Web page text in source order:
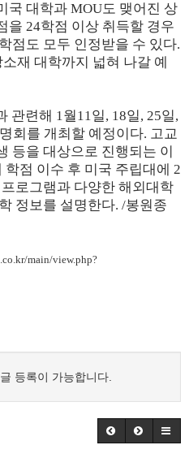
국 대학과 MOU도 맺어진 상
을 24학점 이상 취득할 경우
점도 모두 인정받을 수 있다.
재 대학까지 넓혀 나갈 예
관련해 1월11일, 18일, 25일,
회를 개최할 예정이다. 고교
등을 대상으로 진행되는 이
점 이수 후 미국 주립대에 2
로그램과 다양한 해외대학
정보를 설명한다. /봉원종
main/view.php?
등록이 가능합니다.